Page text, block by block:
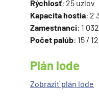
Britské ostrovy a Írsko
Pobrežie Európy
Severozápadná Európa
Kanárske ostrovy,
Azorské ostrovy
Rýchlosť: 25 uzlov
Kapacita hostia: 2
Zamestnanci: 1
Počet palúb: 15 /
Plán lode
Zobraziť plán lode